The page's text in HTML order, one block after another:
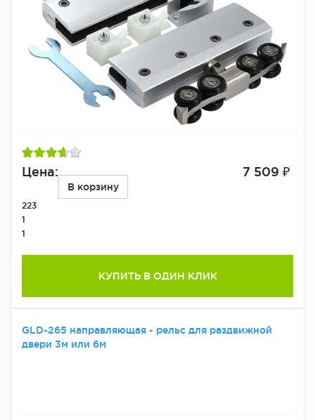
Цена: 7 509 ₽
В корзину
223
1
1
КУПИТЬ В ОДИН КЛИК
GLD-265 направляющая - рельс для раздвижной
двери 3м или 6м